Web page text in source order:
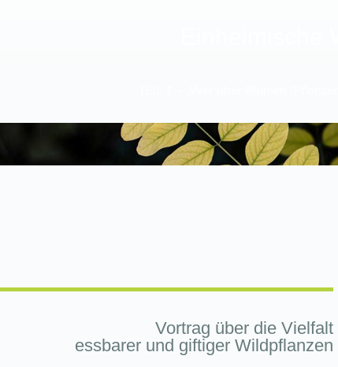
Vortrag über die Vielfalt
essbarer und giftiger Wildpflanzen